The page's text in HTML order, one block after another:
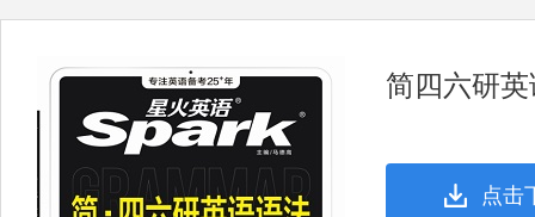
简四六研
点击